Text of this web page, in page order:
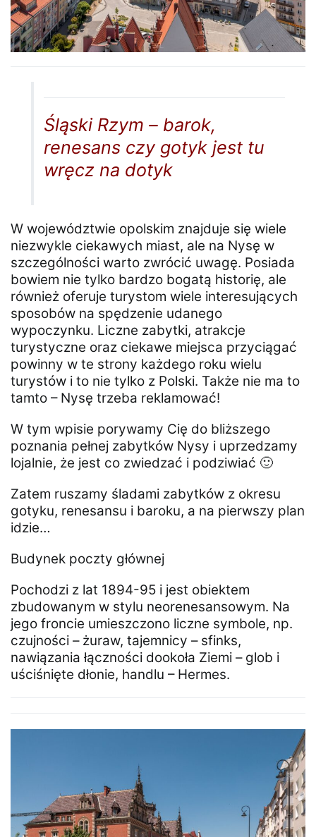
Śląski Rzym – barok,
renesans czy gotyk jest tu
wręcz na dotyk
W województwie opolskim znajduje się wiele
niezwykle ciekawych miast, ale na Nysę w
szczególności warto zwrócić uwagę. Posiada
bowiem nie tylko bardzo bogatą historię, ale
również oferuje turystom wiele interesujących
sposobów na spędzenie udanego
wypoczynku. Liczne zabytki, atrakcje
turystyczne oraz ciekawe miejsca przyciągać
powinny w te strony każdego roku wielu
turystów i to nie tylko z Polski. Także nie ma to
tamto – Nysę trzeba reklamować!
W tym wpisie porywamy Cię do bliższego
poznania pełnej zabytków Nysy i uprzedzamy
lojalnie, że jest co zwiedzać i podziwiać 🙂
Zatem ruszamy śladami zabytków z okresu
gotyku, renesansu i baroku, a na pierwszy plan
idzie…
Budynek poczty głównej
Pochodzi z lat 1894-95 i jest obiektem
zbudowanym w stylu neorenesansowym. Na
jego froncie umieszczono liczne symbole, np.
czujności – żuraw, tajemnicy – sfinks,
nawiązania łączności dookoła Ziemi – glob i
uściśnięte dłonie, handlu – Hermes.